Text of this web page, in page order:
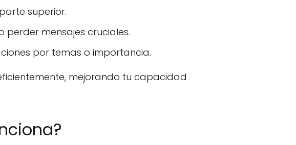
superior.
perder mensajes cruciales.
por temas o importancia.
mejorando tu capacidad